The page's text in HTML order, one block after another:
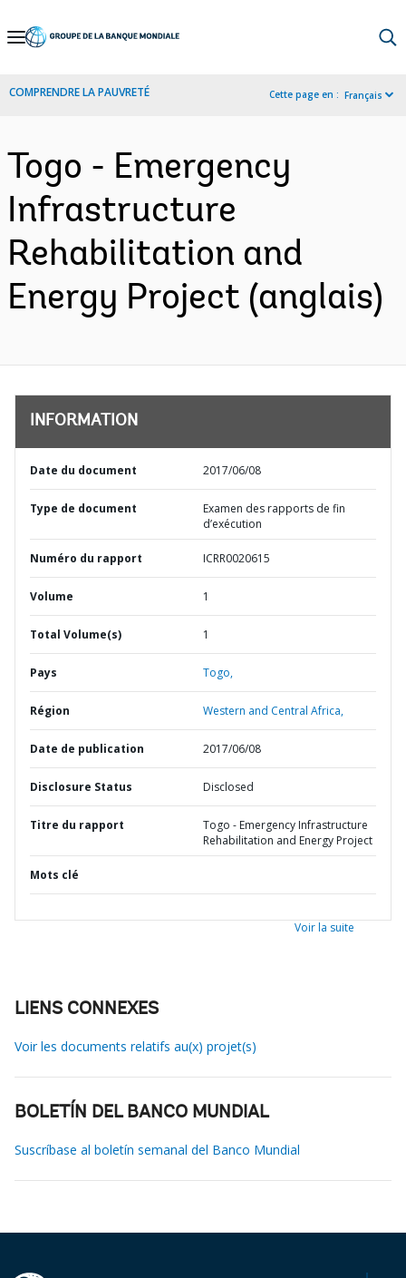
Skip
Navigation
COMPRENDRE LA PAUVRETÉ Cette page en : Français
Togo - Emergency
Infrastructure
Rehabilitation and
Energy Project (anglais)
INFORMATION
Date du document 2017/06/08
Type de document
Examen des rapports de fin
d’exécution
Numéro du rapport ICRR0020615
Volume 1
Total Volume(s) 1
Pays Togo,
Région Western and Central Africa,
Date de publication 2017/06/08
Disclosure Status Disclosed
Titre du rapport
Togo - Emergency Infrastructure
Rehabilitation and Energy Project
Mots clé
Voir la suite
LIENS CONNEXES
Voir les documents relatifs au(x) projet(s)
BOLETÍN DEL BANCO MUNDIAL
Suscríbase al boletín semanal del Banco Mundial